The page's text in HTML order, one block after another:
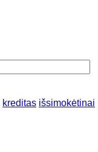
kreditas išsimokėtinai